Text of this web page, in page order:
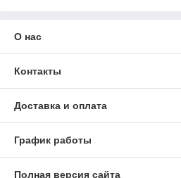
О нас
Контакты
Доставка и оплата
График работы
Полная версия сайта